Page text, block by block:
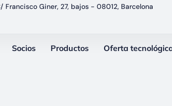
Francisco Giner, 27, bajos - 08012, Barcelona
Socios Productos Oferta